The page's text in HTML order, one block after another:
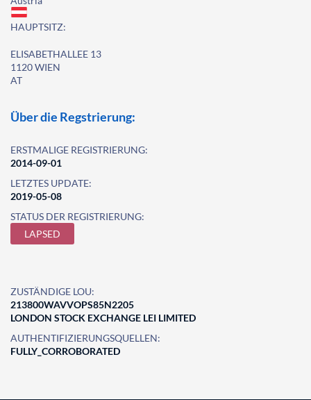
HAUPTSITZ:
ELISABETHALLEE 13
1120 WIEN
AT
Über die Regstrierung:
ERSTMALIGE REGISTRIERUNG:
2014-09-01
LETZTES UPDATE:
2019-05-08
STATUS DER REGISTRIERUNG:
LAPSED
ZUSTÄNDIGE LOU:
213800WAVVOPS85N2205
LONDON STOCK EXCHANGE LEI LIMITED
AUTHENTIFIZIERUNGSQUELLEN:
FULLY_CORROBORATED